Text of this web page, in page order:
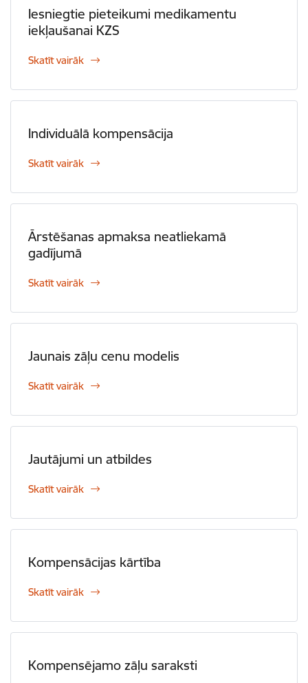
Iesniegtie pieteikumi medikamentu
iekļaušanai KZS
Skatīt vairāk
Individuālā kompensācija
Skatīt vairāk
Ārstēšanas apmaksa neatliekamā
gadījumā
Skatīt vairāk
Jaunais zāļu cenu modelis
Skatīt vairāk
Jautājumi un atbildes
Skatīt vairāk
Kompensācijas kārtība
Skatīt vairāk
Kompensējamo zāļu saraksti